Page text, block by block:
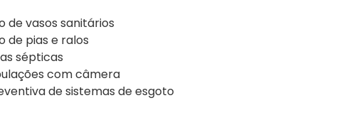
de vasos sanitários
de pias e ralos
sépticas
com câmera
de sistemas de esgoto